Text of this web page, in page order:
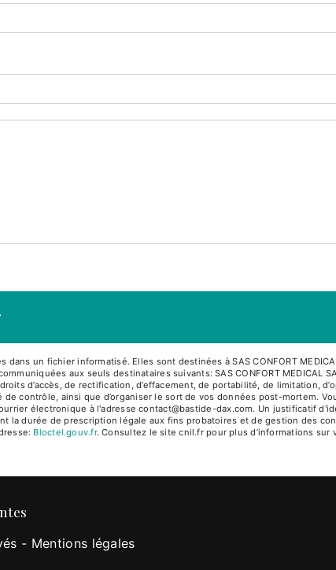
un fichier informatisé. Elles sont destinées à SAS CONFORT
aux seuls destinataires suivants: SAS CONFORT MEDICAL
d’accès, de rectification, d’effacement, de portabilité, de limitation,
contrôle, ainsi que d’organiser le sort de vos données post-mortem.
électronique à l'adresse contact@bastide-dax.com. Un justificatif
la durée de prescription légale aux fins probatoires et de gestion des
Bloctel.gouv.fr. Consultez le site cnil.fr pour plus d’informations sur
- Mentions légales